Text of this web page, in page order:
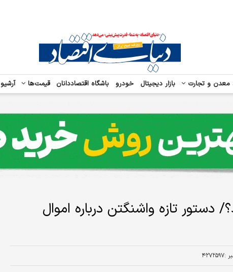
و تجارت بازار دیجیتال خودرو باشگاه اقتصاددانان قیمت‌ها آرشیو
تازه واشنگتن درباره اموال
:۴۲۷۲۵۹۷